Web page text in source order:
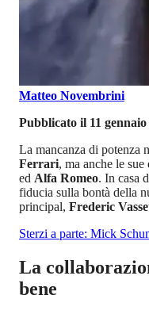
Matteo Novembrini
Pubblicato il 11 gennaio
La mancanza di potenza
Ferrari, ma anche le
ed Alfa Romeo. In casa
fiducia sulla bontà della
principal, Frederic
Sterzi a parte: Mick
La
bene